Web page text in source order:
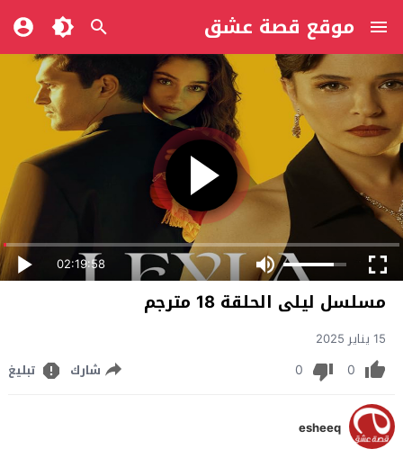
موقع قصة عشق
02:19:58
مسلسل ليلى الحلقة 18 مترجم
15 يناير 2025
0
0 شارك تبليغ
esheeq